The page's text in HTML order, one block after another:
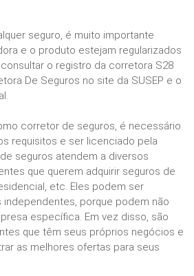
seguro, é muito importante
e o produto estejam regularizados
consultar o registro da corretora S28
De Seguros no site da SUSEP e o
corretor de seguros, é necessário
requisitos e ser licenciado pela
seguros atendem a diversos
que querem adquirir seguros de
etc. Eles podem ser
porque podem não
específica. Em vez disso, são
que têm seus próprios negócios e
as melhores ofertas para seus